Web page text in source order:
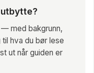
utbytte?
med bakgrunn,
hva du bør lese
ut når guiden er